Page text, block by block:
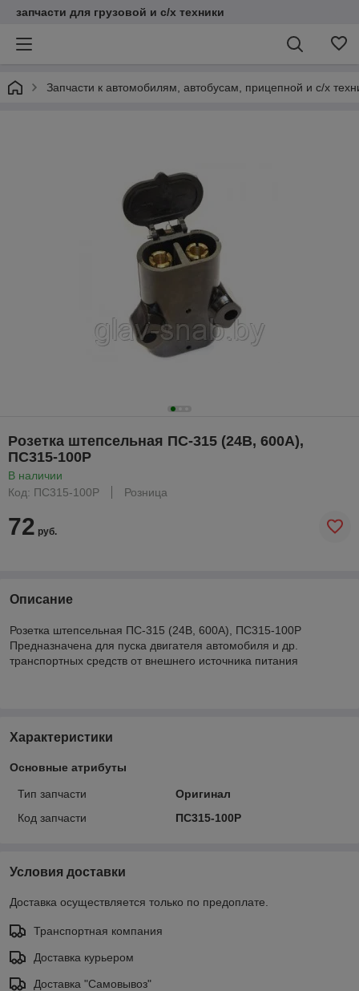
запчасти для грузовой и с/х техники
Запчасти к автомобилям, автобусам, прицепной и с/х
Розетка штепсельная ПС-315 (24В, 600А),
ПС315-100Р
В наличии
Код: ПС315-100Р
Розница
72 руб.
Описание
Розетка штепсельная ПС-315 (24В, 600А), ПС315-100Р
Предназначена для пуска двигателя автомобиля и др.
транспортных средств от внешнего источника питания
Характеристики
Основные атрибуты
Тип запчасти
Оригинал
Код запчасти
ПС315-100Р
Условия доставки
Доставка осуществляется только по предоплате.
Транспортная компания
Доставка курьером
Доставка "Самовывоз"